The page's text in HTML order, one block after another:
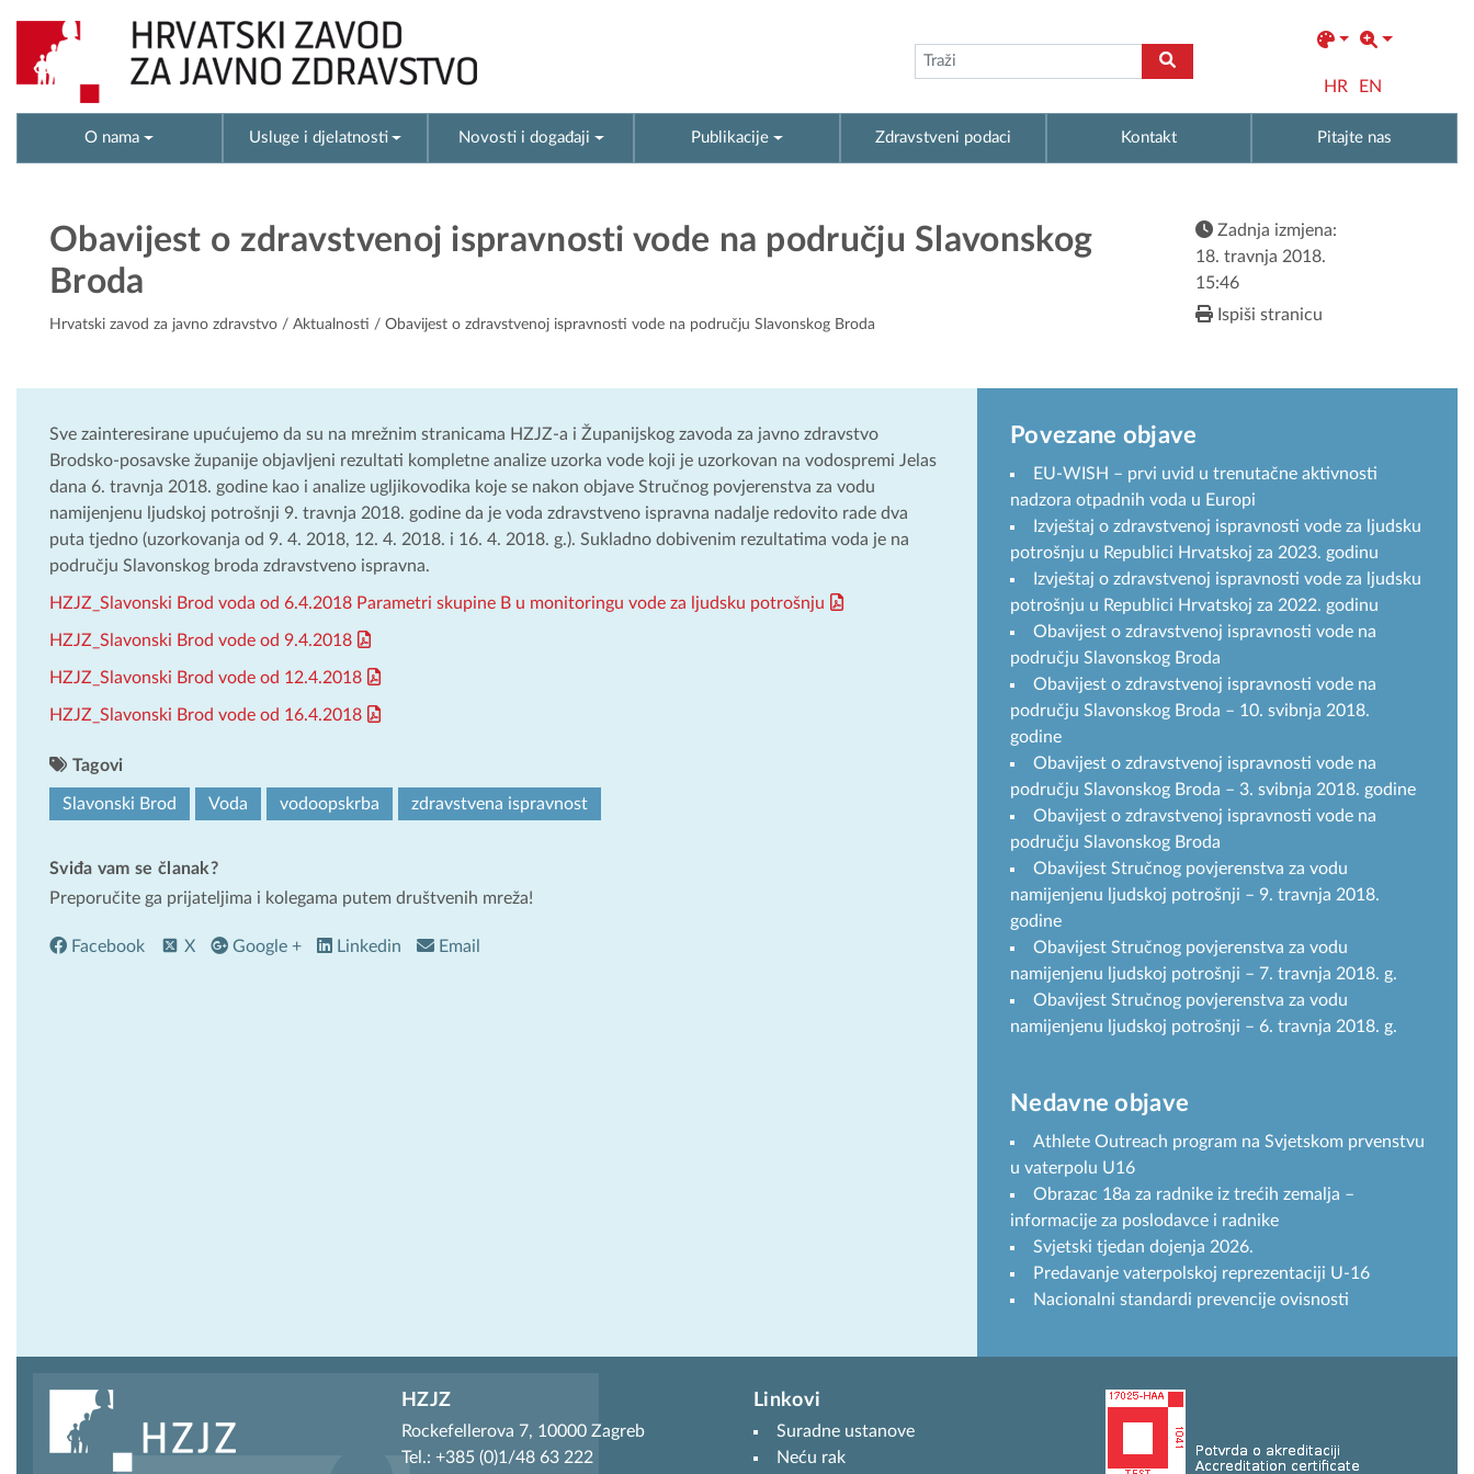
HR EN
O nama Usluge i djelatnosti Novosti i događaji Publikacije Zdravstveni podaci Kontakt Pitajte nas
Obavijest o zdravstvenoj ispravnosti vode na području Slavonskog
Broda
Hrvatski zavod za javno zdravstvo / Aktualnosti / Obavijest o zdravstvenoj ispravnosti vode na području Slavonskog Broda
Zadnja izmjena:
18. travnja 2018.
15:46
Ispiši stranicu
Sve zainteresirane upućujemo da su na mrežnim stranicama HZJZ-a i Županijskog zavoda za javno zdravstvo
Brodsko-posavske županije objavljeni rezultati kompletne analize uzorka vode koji je uzorkovan na vodospremi Jelas
dana 6. travnja 2018. godine kao i analize ugljikovodika koje se nakon objave Stručnog povjerenstva za vodu
namijenjenu ljudskoj potrošnji 9. travnja 2018. godine da je voda zdravstveno ispravna nadalje redovito rade dva
puta tjedno (uzorkovanja od 9. 4. 2018, 12. 4. 2018. i 16. 4. 2018. g.). Sukladno dobivenim rezultatima voda je na
području Slavonskog broda zdravstveno ispravna.
HZJZ_Slavonski Brod voda od 6.4.2018 Parametri skupine B u monitoringu vode za ljudsku potrošnju
HZJZ_Slavonski Brod vode od 9.4.2018
HZJZ_Slavonski Brod vode od 12.4.2018
HZJZ_Slavonski Brod vode od 16.4.2018
Tagovi
Slavonski Brod Voda vodoopskrba zdravstvena ispravnost
Sviđa vam se članak?
Preporučite ga prijateljima i kolegama putem društvenih mreža!
Facebook X Google + Linkedin Email
Povezane objave
EU-WISH – prvi uvid u trenutačne aktivnosti
nadzora otpadnih voda u Europi
Izvještaj o zdravstvenoj ispravnosti vode za ljudsku
potrošnju u Republici Hrvatskoj za 2023. godinu
Izvještaj o zdravstvenoj ispravnosti vode za ljudsku
potrošnju u Republici Hrvatskoj za 2022. godinu
Obavijest o zdravstvenoj ispravnosti vode na
području Slavonskog Broda
Obavijest o zdravstvenoj ispravnosti vode na
području Slavonskog Broda – 10. svibnja 2018.
godine
Obavijest o zdravstvenoj ispravnosti vode na
području Slavonskog Broda – 3. svibnja 2018. godine
Obavijest o zdravstvenoj ispravnosti vode na
području Slavonskog Broda
Obavijest Stručnog povjerenstva za vodu
namijenjenu ljudskoj potrošnji – 9. travnja 2018.
godine
Obavijest Stručnog povjerenstva za vodu
namijenjenu ljudskoj potrošnji – 7. travnja 2018. g.
Obavijest Stručnog povjerenstva za vodu
namijenjenu ljudskoj potrošnji – 6. travnja 2018. g.
Nedavne objave
Athlete Outreach program na Svjetskom prvenstvu
u vaterpolu U16
Obrazac 18a za radnike iz trećih zemalja –
informacije za poslodavce i radnike
Svjetski tjedan dojenja 2026.
Predavanje vaterpolskoj reprezentaciji U-16
Nacionalni standardi prevencije ovisnosti
HZJZ
Rockefellerova 7, 10000 Zagreb
Tel.: +385 (0)1/48 63 222
Linkovi
Suradne ustanove
Neću rak